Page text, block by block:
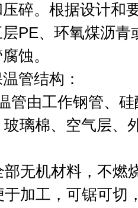
碎。根据设计和
PE、环氧煤沥青
蚀。
管结构：
管由工作钢管、
璃棉、空气层、
部无机材料，不燃
于加工，可锯可切